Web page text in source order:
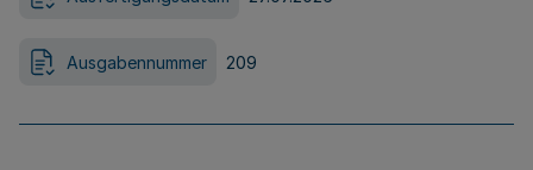
Ausgabennummer 209